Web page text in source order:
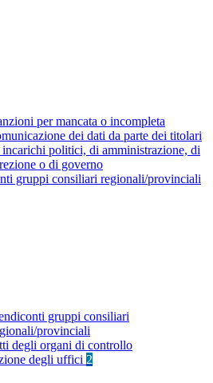
per mancata o incompleta
dei dati da parte dei titolari
politici, di amministrazione, di
o di governo
gruppi consiliari regionali/provinciali
gruppi consiliari
provinciali
degli organi di controllo
degli uffici 2